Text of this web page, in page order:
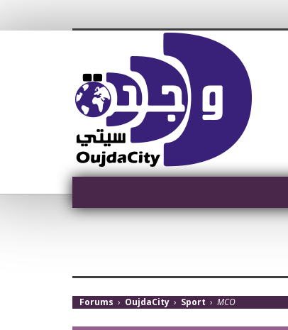
Forums › OujdaCity › Sport › MCO